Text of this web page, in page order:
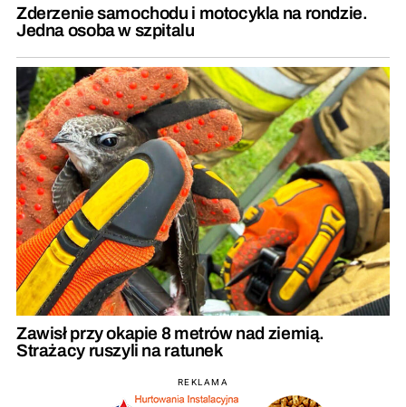
Zderzenie samochodu i motocykla na rondzie.
Jedna osoba w szpitalu
Zawisł przy okapie 8 metrów nad ziemią.
Strażacy ruszyli na ratunek
REKLAMA